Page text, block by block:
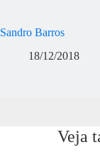
Sandro Barros
18/12/2018
Veja